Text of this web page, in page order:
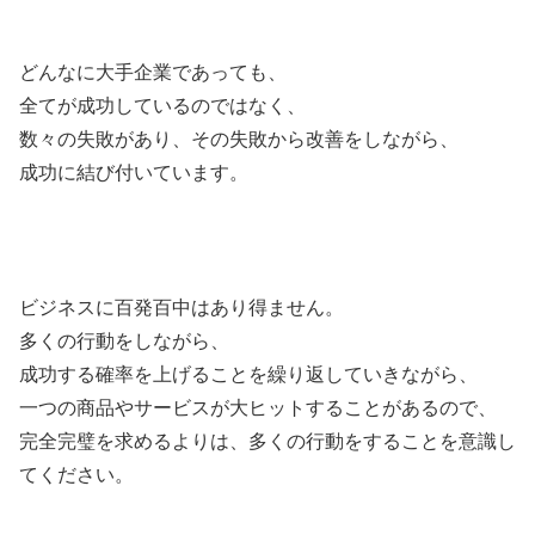
どんなに大手企業であっても、
全てが成功しているのではなく、
数々の失敗があり、その失敗から改善をしながら、
成功に結び付いています。
ビジネスに百発百中はあり得ません。
多くの行動をしながら、
成功する確率を上げることを繰り返していきながら、
一つの商品やサービスが大ヒットすることがあるので、
完全完璧を求めるよりは、多くの行動をすることを意識し
てください。